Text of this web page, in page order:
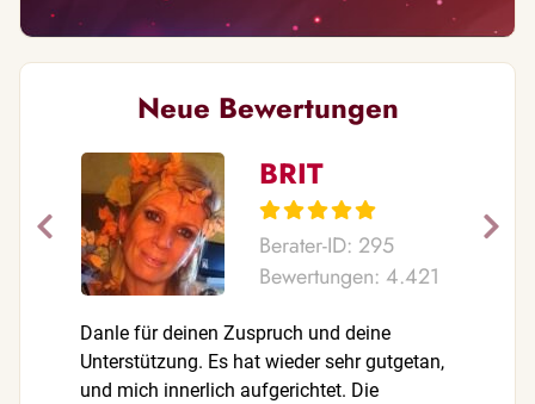
Neue Bewertungen
BRIT
Berater-ID: 295
Bewertungen: 4.421
Danle für deinen Zuspruch und deine
Unterstützung. Es hat wieder sehr gutgetan,
und mich innerlich aufgerichtet. Die